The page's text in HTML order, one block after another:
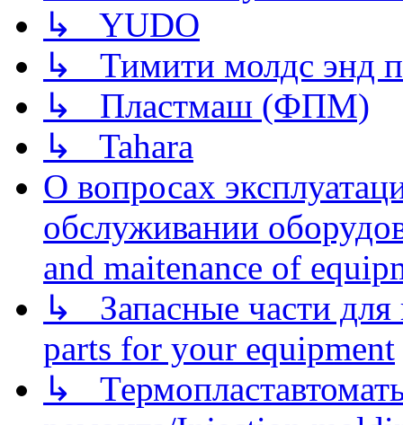
↳ YUDO
↳ Тимити молдс энд
↳ Пластмаш (ФПМ)
↳ Tahara
О вопросах
обслуживании
and maitenance of
↳ Запасные части для
parts for your equipment
↳